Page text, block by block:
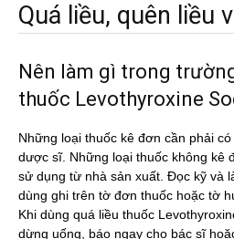
Quá liều, quên liều
Nên làm gì trong
thuốc Levothyroxine
Những loại thuốc kê đơn cần phải
dược sĩ. Những loại thuốc không kê
sử dụng từ nhà sản xuất. Đọc kỹ và
dùng ghi trên tờ đơn thuốc hoặc tờ
Khi dùng quá liều thuốc
dừng uống, báo ngay cho bác sĩ